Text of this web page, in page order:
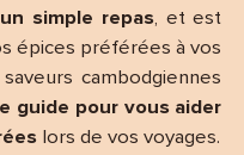
simple repas, et est
épices préférées à vos
cambodgiennes
guide pour vous aider
lors de vos voyages.